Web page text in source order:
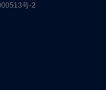
号-2